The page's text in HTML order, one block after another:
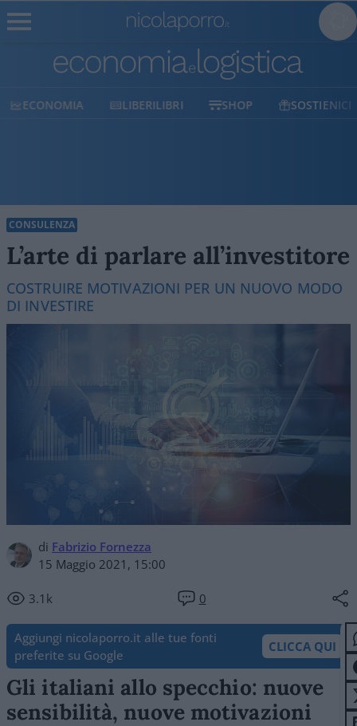
ECONOMIA LIBERILIBRI SHOP SOSTIENICI
CONSULENZA
L’arte di parlare all’investitore
COSTRUIRE MOTIVAZIONI PER UN NUOVO MODO
DI INVESTIRE
di Fabrizio Fornezza
15 Maggio 2021, 15:00
3.1k 0
Aggiungi nicolaporro.it alle tue fonti
preferite su Google
CLICCA QUI
Gli italiani allo specchio: nuove
sensibilità, nuove motivazioni